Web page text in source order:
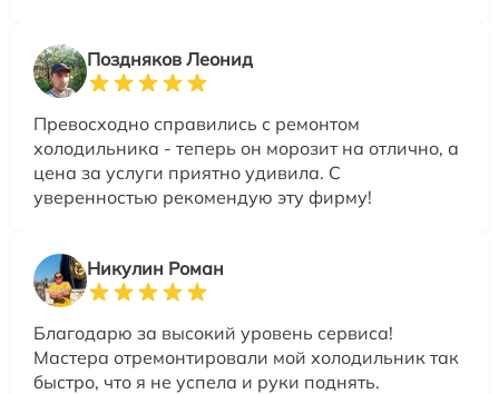
Поздняков Леонид
Превосходно справились с ремонтом
холодильника - теперь он морозит на отлично, а
цена за услуги приятно удивила. С
уверенностью рекомендую эту фирму!
Никулин Роман
Благодарю за высокий уровень сервиса!
Мастера отремонтировали мой холодильник так
быстро, что я не успела и руки поднять.